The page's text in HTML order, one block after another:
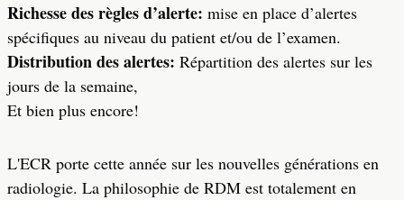
Richesse des règles d’alerte: mise en place d’alertes
spécifiques au niveau du patient et/ou de l’examen.
Distribution des alertes: Répartition des alertes sur les
jours de la semaine,
Et bien plus encore!
L'ECR porte cette année sur les nouvelles générations en
radiologie. La philosophie de RDM est totalement en